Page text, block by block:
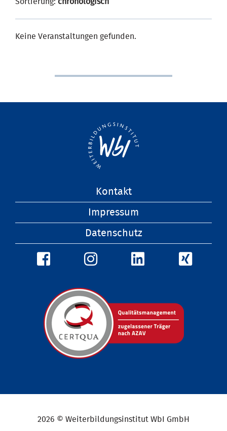
Keine Veranstaltungen gefunden.
Kontakt
Impressum
Datenschutz
2026 © Weiterbildungsinstitut WbI GmbH